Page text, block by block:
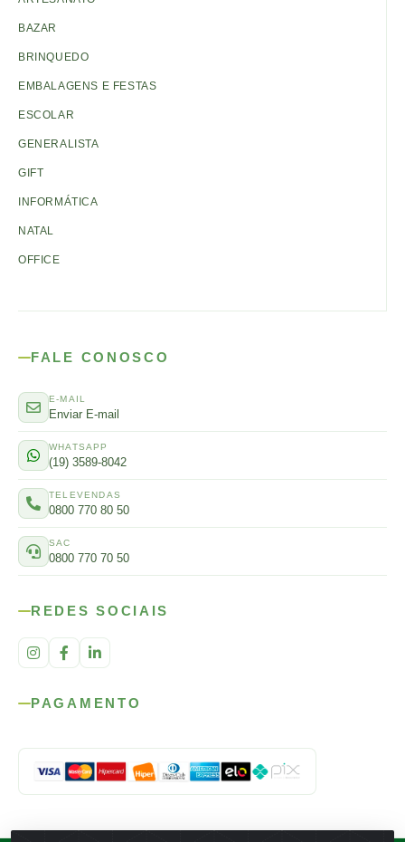
BAZAR
BRINQUEDO
EMBALAGENS E FESTAS
ESCOLAR
GENERALISTA
GIFT
INFORMÁTICA
NATAL
OFFICE
FALE CONOSCO
E-MAIL
Enviar E-mail
WHATSAPP
(19) 3589-8042
TELEVENDAS
0800 770 80 50
SAC
0800 770 70 50
REDES SOCIAIS
PAGAMENTO